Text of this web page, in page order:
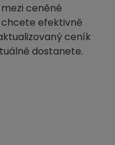
ceněné
chcete efektivně
ceník
dostanete.